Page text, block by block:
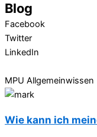
Blog
Facebook
Twitter
LinkedIn
MPU Allgemeinwissen
Wie kann ich